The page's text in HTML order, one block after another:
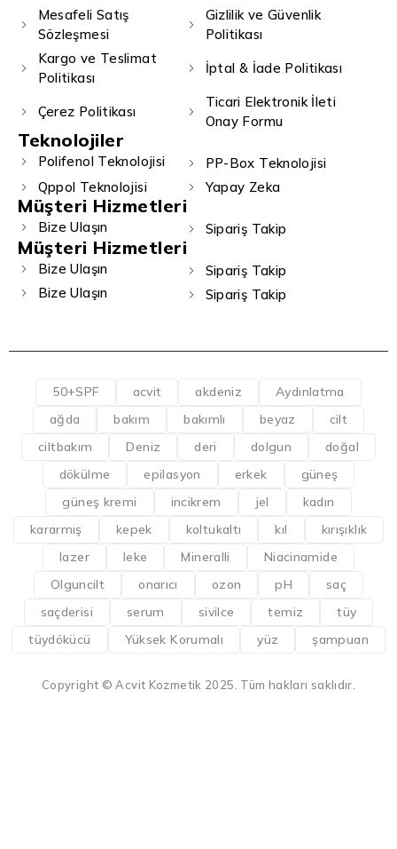
Mesafeli Satış
Sözleşmesi
Gizlilik ve Güvenlik
Politikası
Kargo ve Teslimat
Politikası
İptal & İade Politikası
Çerez Politikası
Ticari Elektronik İleti
Onay Formu
Teknolojiler
Polifenol Teknolojisi
PP-Box Teknolojisi
Qppol Teknolojisi
Yapay Zeka
Müşteri Hizmetleri
Bize Ulaşın Sipariş Takip
Müşteri Hizmetleri
Bize Ulaşın
Sipariş Takip
Bize Ulaşın
Sipariş Takip
50+SPF acvit akdeniz
Aydınlatma
ağda
bakım bakımlı beyaz
cilt
ciltbakım
Deniz deri dolgun
doğal
dökülme
epilasyon erkek
güneş
güneş kremi
incikrem jel
kadın
kararmış
kepek koltukaltı kıl
kırışıklık
lazer
leke Mineralli
Niacinamide
Olguncilt
onarıcı ozon pH
saç
saçderisi
serum sivilce temiz
tüy
tüydökücü
Yüksek Korumalı yüz şampuan
Copyright © Acvit Kozmetik 2025. Tüm hakları saklıdır.